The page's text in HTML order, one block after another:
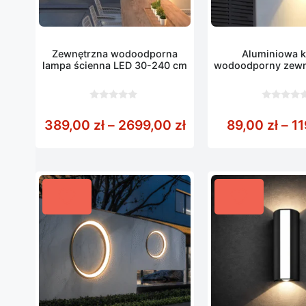
Zewnętrzna wodoodporna
lampa ścienna LED 30-240 cm
5
389,00 zł – 2699,00 złZakres cen: od
Aluminiowa
wodoodporny
5
89,00 zł –